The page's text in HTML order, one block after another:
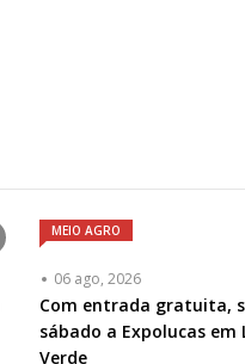
MEIO AGRO
06 ago, 2026
Com entrada gratuita,
sábado a Expolucas em
Verde